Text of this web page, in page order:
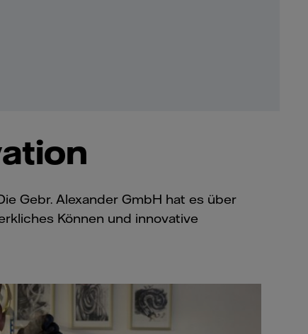
Gebr. Alexander GmbH hat es über
Können und innovative